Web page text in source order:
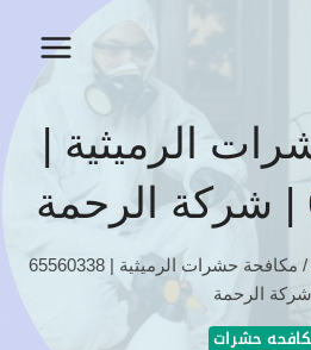
الرميثية |
/
مكافحة حشرات الرميثية | 65560338
الرحمة
حشرات